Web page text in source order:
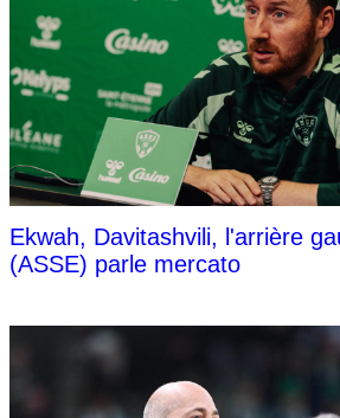
Ekwah, Davitashvili, l'arrière
(ASSE) parle mercato